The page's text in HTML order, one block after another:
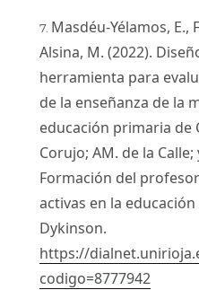
Masdéu-Yélamos, E.,
Alsina, M. (2022).
herramienta para
de la enseñanza de la
educación primaria de
Corujo; AM. de la
Formación del
activas en la educación
Dykinson.
https://
codigo=8777942